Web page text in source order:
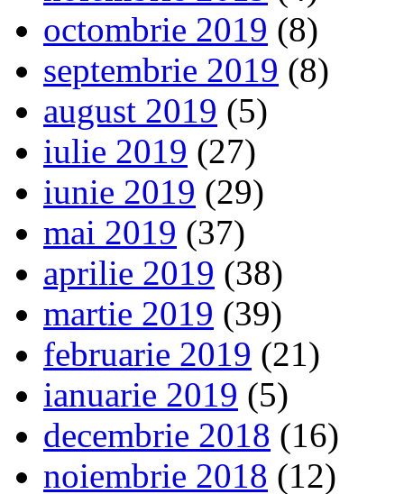
octombrie 2019 (8)
septembrie 2019 (8)
august 2019 (5)
iulie 2019 (27)
iunie 2019 (29)
mai 2019 (37)
aprilie 2019 (38)
martie 2019 (39)
februarie 2019 (21)
ianuarie 2019 (5)
decembrie 2018 (16)
noiembrie 2018 (12)